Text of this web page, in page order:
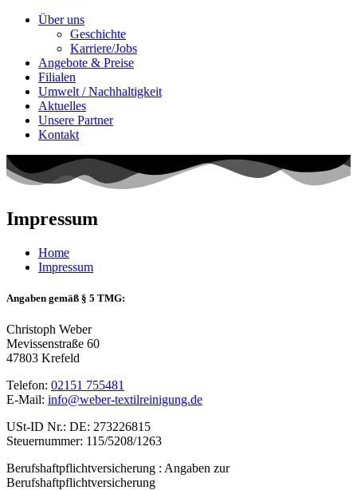
Über uns
Geschichte
Karriere/Jobs
Angebote & Preise
Filialen
Umwelt / Nachhaltigkeit
Aktuelles
Unsere Partner
Kontakt
Impressum
Home
Impressum
Angaben gemäß § 5 TMG:
Christoph Weber
Mevissenstraße 60
47803 Krefeld
Telefon: 02151 755481
E-Mail: info@weber-textilreinigung.de
USt-ID Nr.: DE: 273226815
Steuernummer: 115/5208/1263
Berufshaftpflichtversicherung : Angaben zur
Berufshaftpflichtversicherung